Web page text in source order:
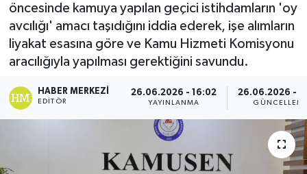
öncesinde kamuya yapılan geçici istihdamların 'oy
avcılığı' amacı taşıdığını iddia ederek, işe alımların
liyakat esasına göre ve Kamu Hizmeti Komisyonu
aracılığıyla yapılması gerektiğini savundu.
HABER MERKEZI
EDITÖR
26.06.2026 - 16:02
YAYINLANMA
26.06.2026 -
EKONOMİ
ENGLISH
GAZİMAĞUSA